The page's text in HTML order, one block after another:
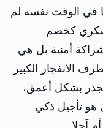
في الوقت نفسه لم
كخصم
شراكة أمنية بل هي
الانفجار الكبير
بشكل أعمق،
هو تأجيل ذكي